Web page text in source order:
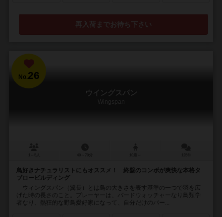
再入荷までお待ち下さい
No.26
ウイングスパン
Wingspan
鳥好きナチュラリストにもオススメ！ 終盤のコンボが爽快な本格タ
ブロービルディング
ウィングスパン（翼長）とは鳥の大きさを表す基準の一つで羽を広
げた時の長さのこと。プレーヤーは、バードウォッチャーなり鳥類学
者なり、熱狂的な野鳥愛好家になって、自分だけのバー...